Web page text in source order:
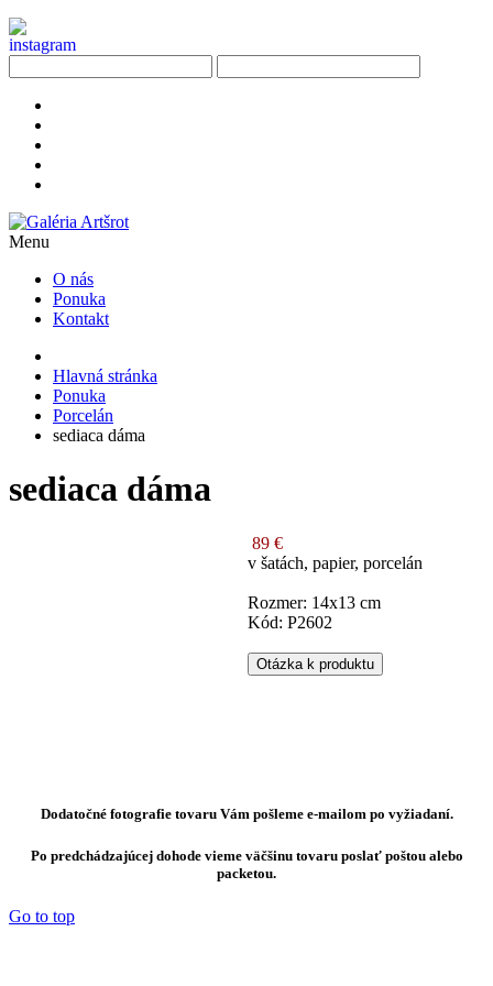
Menu
O nás
Ponuka
Kontakt
Hlavná stránka
Ponuka
Porcelán
sediaca dáma
sediaca dáma
89 €
v šatách, papier, porcelán
Rozmer: 14x13 cm
Kód: P2602
Otázka k produktu
Dodatočné fotografie tovaru Vám pošleme e-mailom po vyžiadaní.
Po predchádzajúcej dohode vieme väčšinu tovaru poslať poštou alebo
packetou.
Go to top